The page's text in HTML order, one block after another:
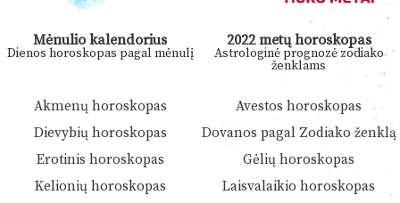
Mėnulio kalendorius
Dienos horoskopas pagal mėnulį
2022 metų horoskopas
Astrologinė prognozė zodiako
ženklams
Akmenų horoskopas
Avestos horoskopas
Dievybių horoskopas
Dovanos pagal Zodiako ženklą
Erotinis horoskopas
Gėlių horoskopas
Kelionių horoskopas
Laisvalaikio horoskopas